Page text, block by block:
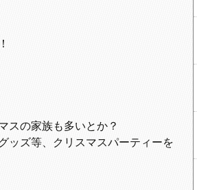
スの家族も多いとか？
ッズ等、クリスマスパーティーを